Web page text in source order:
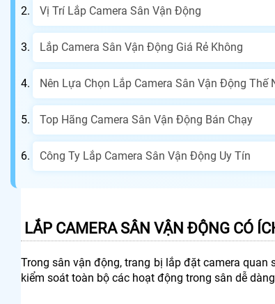
Vị Trí Lắp Camera Sân Vận Động
Lắp Camera Sân Vận Động Giá Rẻ Không
Nên Lựa Chọn Lắp Camera Sân Vận Động Thế
Top Hãng Camera Sân Vận Động Bán Chạy
Công Ty Lắp Camera Sân Vận Động Uy Tín
LẮP CAMERA SÂN VẬN ĐỘNG CÓ
Trong sân vận động, trang bị lắp đặt camera
kiểm soát toàn bộ các hoạt động trong sân dễ